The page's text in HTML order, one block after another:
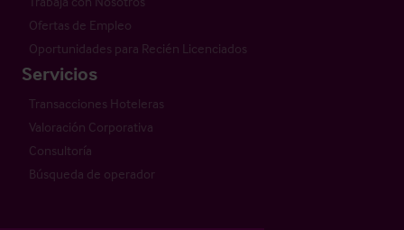
Ofertas de Empleo
Oportunidades para Recién Licenciados
Servicios
Transacciones Hoteleras
Valoración Corporativa
Consultoría
Búsqueda de operador